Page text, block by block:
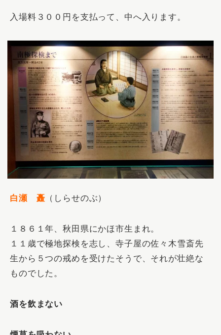
入場料３００円を支払って、中へ入ります。
白瀬 矗 （しらせのぶ）
１８６１年、秋田県にかほ市生まれ。
１１歳で極地探検を志し、寺子屋の佐々木雪斎先
生から５つの戒めを受けたそうで、それが壮絶な
ものでした。
酒を飲まない